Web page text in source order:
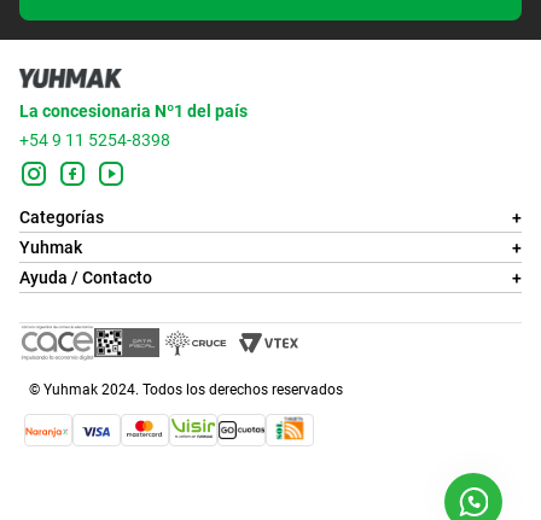
La concesionaria Nº1 del país
+54 9 11 5254-8398
Categorías
+
Yuhmak
+
Ayuda / Contacto
+
© Yuhmak 2024. Todos los derechos reservados